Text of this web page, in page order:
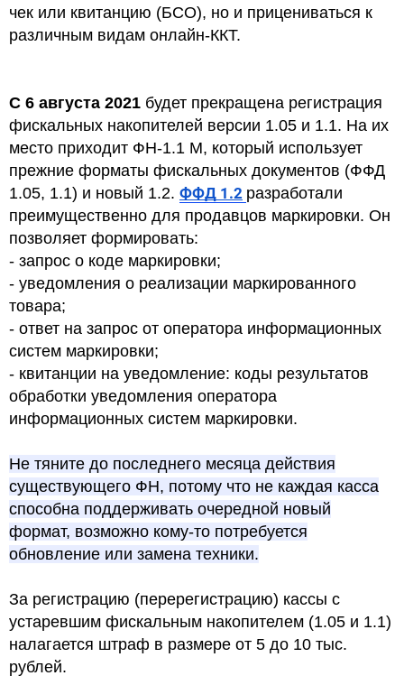
чек или квитанцию (БСО), но и прицениваться к
различным видам онлайн-ККТ.
С 6 августа 2021 будет прекращена регистрация
фискальных накопителей версии 1.05 и 1.1. На их
место приходит ФН-1.1 М, который использует
прежние форматы фискальных документов (ФФД
1.05, 1.1) и новый 1.2. ФФД 1.2 разработали
преимущественно для продавцов маркировки. Он
позволяет формировать:
- запрос о коде маркировки;
- уведомления о реализации маркированного
товара;
- ответ на запрос от оператора информационных
систем маркировки;
- квитанции на уведомление: коды результатов
обработки уведомления оператора
информационных систем маркировки.
Не тяните до последнего месяца действия
существующего ФН, потому что не каждая касса
способна поддерживать очередной новый
формат, возможно кому-то потребуется
обновление или замена техники.
За регистрацию (перерегистрацию) кассы с
устаревшим фискальным накопителем (1.05 и 1.1)
налагается штраф в размере от 5 до 10 тыс.
рублей.